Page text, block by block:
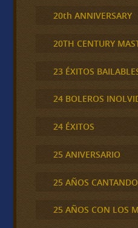
20th ANNIVERSARY
20TH CENTURY
23 ÉXITOS
24 BOLEROS
24 ÉXITOS
25 ANIVERSARIO
25 AÑOS CANTANDO
25 AÑOS CON LOS